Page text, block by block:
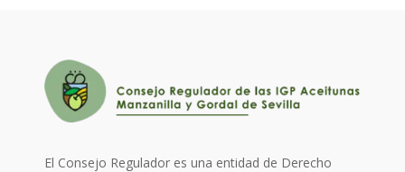
El Consejo Regulador es una entidad de Derecho